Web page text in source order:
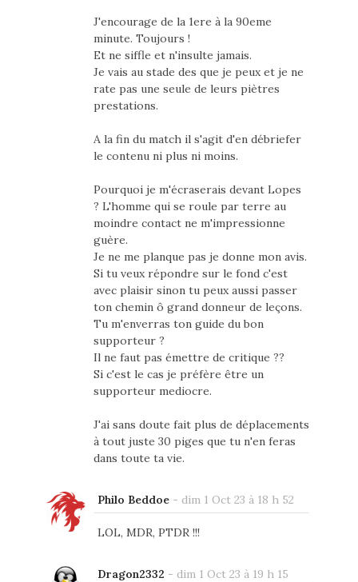
J'encourage de la 1ere à la 90eme
minute. Toujours !
Et ne siffle et n'insulte jamais.
Je vais au stade des que je peux et je ne
rate pas une seule de leurs piètres
prestations.
A la fin du match il s'agit d'en débriefer
le contenu ni plus ni moins.
Pourquoi je m'écraserais devant Lopes
? L'homme qui se roule par terre au
moindre contact ne m'impressionne
guère.
Je ne me planque pas je donne mon avis.
Si tu veux répondre sur le fond c'est
avec plaisir sinon tu peux aussi passer
ton chemin ô grand donneur de leçons.
Tu m'enverras ton guide du bon
supporteur ?
Il ne faut pas émettre de critique ??
Si c'est le cas je préfère être un
supporteur mediocre.
J'ai sans doute fait plus de déplacements
à tout juste 30 piges que tu n'en feras
dans toute ta vie.
Philo Beddoe- dim 1 Oct 23 à 18 h 52
LOL, MDR, PTDR !!!
Dragon2332 - dim 1 Oct 23 à 19 h 15